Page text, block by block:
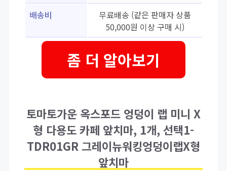
배송비
무료배송 (같은 판매자 상품
50,000원 이상 구매 시)
좀 더 알아보기
토마토가운 옥스포드 엉덩이 랩 미니 X
형 다용도 카페 앞치마, 1개, 선택1-
TDR01GR 그레이뉴워킹엉덩이랩X형
앞치마